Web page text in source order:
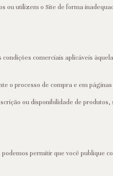
ou utilizem o Site de forma
comerciais aplicáveis
o processo de compra e em
ou disponibilidade de
permitir que você publique